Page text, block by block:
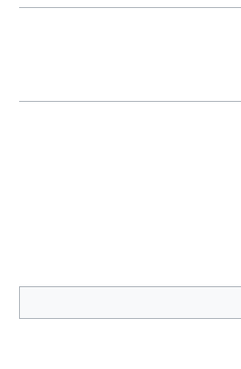
ولى نماز و انفاق به صورت ماضى آمده كه